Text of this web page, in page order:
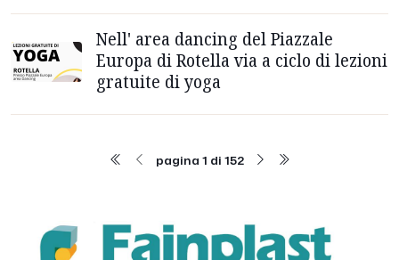
Nell' area dancing del Piazzale
Europa di Rotella via a ciclo di lezioni
gratuite di yoga
pagina 1 di 152